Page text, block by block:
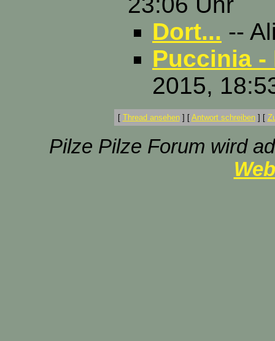
Dort... --
Puccinia
2015,
[ Thread ansehen] [ Antwort schreiben] [
Pilze Pilze Forum wird